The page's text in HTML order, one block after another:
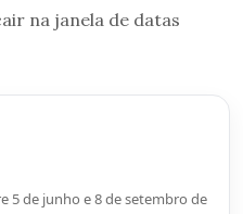
na janela de datas
5 de junho e 8 de setembro de